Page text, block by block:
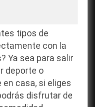
tipos de
con la
Ya sea para salir
deporte o
casa, si eliges
disfrutar de